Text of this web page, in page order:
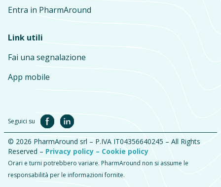
Entra in PharmAround
Link utili
Fai una segnalazione
App mobile
Seguici su
© 2026 PharmAround srl – P.IVA IT04356640245 – All Rights
Reserved – Privacy policy – Cookie policy
Orari e turni potrebbero variare. PharmAround non si assume le
responsabilità per le informazioni fornite.